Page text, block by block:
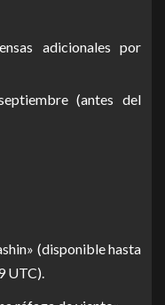
adicionales por
(antes del
(disponible hasta
UTC).